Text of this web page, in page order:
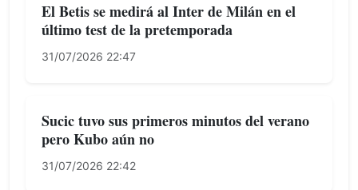
El Betis se medirá al Inter de Milán en el
último test de la pretemporada
31/07/2026 22:47
Sucic tuvo sus primeros minutos del verano
pero Kubo aún no
31/07/2026 22:42